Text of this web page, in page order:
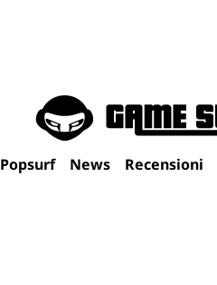
Popsurf News Recensioni